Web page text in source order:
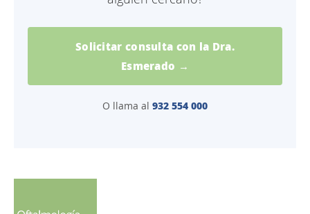
Solicitar consulta con la Dra.
Esmerado →
O llama al 932 554 000